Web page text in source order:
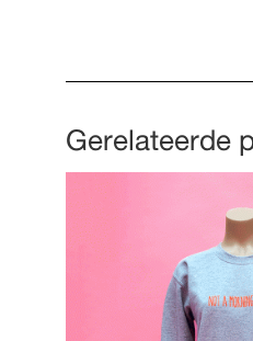
Gerelateerde